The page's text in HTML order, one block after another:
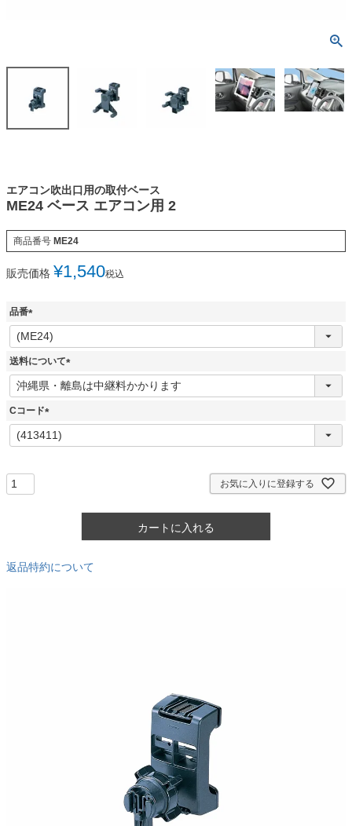
エアコン吹出口用の取付ベース
ME24 ベース エアコン用 2
商品番号 ME24
販売価格 ¥1,540税込
品番
(
必
須
送料について
(
必
Cコード
(
必
お気に入りに登録する
カートに入れる
返品特約について